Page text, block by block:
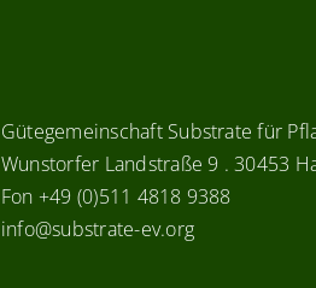
Gütegemeinschaft Substrate für
Wunstorfer Landstraße 9 . 30453
Fon +49 (0)511 4818 9388
info@substrate-ev.org